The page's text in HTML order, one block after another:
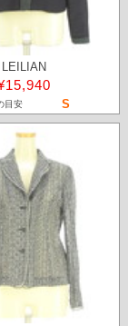
LEILIAN
目安 S